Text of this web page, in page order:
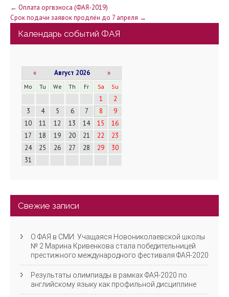
Н
а
← Оплата оргвзноса (ФАЯ-2019)
Срок подачи заявок продлён до 7 апреля →
Календарь событий ФАЯ
« Август 2026 »
Mo Tu We Th Fr Sa Su
1
2
3
4 5 6 7 8
9
10
11 12 13 14 15
16
17
18 19 20 21 22
23
24
25 26 27 28 29
30
31
Свежие записи
О ФАЯ в СМИ: Учащаяся Новониколаевской школы
№ 2 Марина Кривенкова стала победительницей
престижного международного фестиваля ФАЯ-2020
Результаты олимпиады в рамках ФАЯ-2020 по
английскому языку как профильной дисциплине